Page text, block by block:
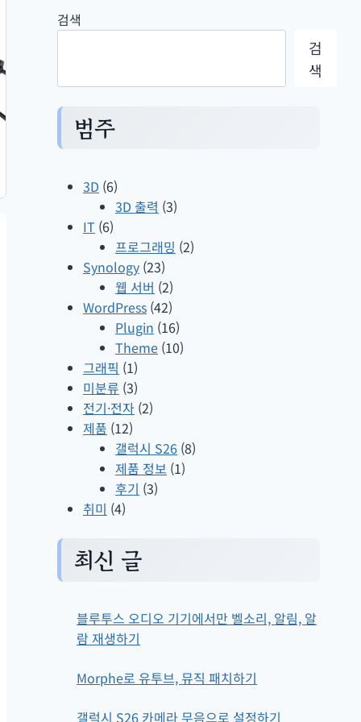
검색
검
색
범주
3D (6)
3D 출력 (3)
IT (6)
프로그래밍 (2)
Synology (23)
웹 서버 (2)
WordPress (42)
Plugin (16)
Theme (10)
그래픽 (1)
미분류 (3)
전기·전자 (2)
제품 (12)
갤럭시 S26 (8)
제품 정보 (1)
후기 (3)
취미 (4)
최신 글
블루투스 오디오 기기에서만 벨소리, 알림, 알
람 재생하기
Morphe로 유투브, 뮤직 패치하기
갤럭시 S26 카메라 무음으로 설정하기